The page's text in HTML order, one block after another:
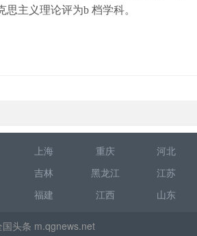
主义理论评为b 档学科。
上海 重庆
河北
吉林 黑龙江
江苏
福建 江西 山东
国头条 m.qgnews.net